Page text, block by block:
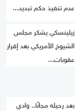
عدم تنفيذ حكم تبديد...
زيلينسكي يشكر مجلس
الشيوخ الأمريكي بعد إقرار
عقوبات...
بعد رحيله مجانًا.. وادي